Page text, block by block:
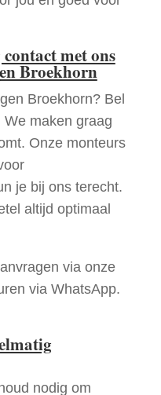
met ons
Broekhorn
Broekhorn? Bel
We maken graag
Onze monteurs
je bij ons terecht.
altijd optimaal
via onze
via WhatsApp.
nodig om